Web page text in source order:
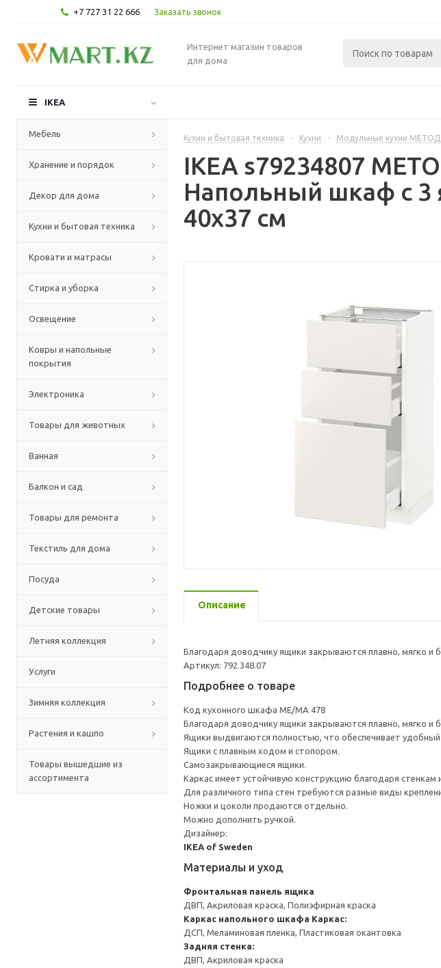
+7 727 31 22 666 Заказать звонок
Интернет магазин товаров
для дома
IKEA
Мебель
Хранение и порядок
Декор для дома
Кухни и бытовая техника
Кровати и матрасы
Стирка и уборка
Освещение
Ковры и напольные
покрытия
Электроника
Товары для животных
Ванная
Балкон и сад
Товары для ремонта
Текстиль для дома
Посуда
Детские товары
Летняя коллекция
Услуги
Зимняя коллекция
Растения и кашпо
Товары вышедшие из
ассортимента
Кухни и бытовая техника - Кухни - Модульные кухни МЕТОД
IKEA s79234807
Напольный шкаф с
40x37 см
Описание
Благодаря доводчику ящики закрываются плавно, мягко и
Артикул: 792.348.07
Подробнее о товаре
Код кухонного шкафа ME/MA 478
Благодаря доводчику ящики закрываются плавно, мягко и
Ящики выдвигаются полностью, что обеспечивает
Ящики с плавным ходом и стопором.
Самозакрывающиеся ящики.
Каркас имеет устойчивую конструкцию благодаря
Для различного типа стен требуются разные виды
Ножки и цоколи продаются отдельно.
Можно дополнить ручкой.
Дизайнер:
IKEA of Sweden
Материалы и уход
Фронтальная панель ящика
ДВП, Акриловая краска, Полиэфирная краска
Каркас напольного шкафа Каркас:
ДСП, Меламиновая пленка, Пластиковая окантовка
Задняя стенка:
ДВП, Акриловая краска